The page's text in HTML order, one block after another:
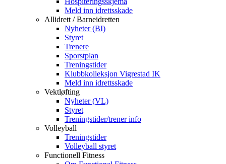
Meld inn idrettsskade
Allidrett / Barneidretten
Nyheter (BI)
Styret
Trenere
Sporstplan
Treningstider
Klubbkolleksjon Vigrestad IK
Meld inn idrettsskade
Vektløfting
Nyheter (VL)
Styret
Treningstider/trener info
Volleyball
Treningstider
Volleyball styret
Functionell Fitness